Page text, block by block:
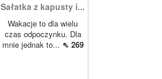
Sałatka z kapusty i...
Wakacje to dla wielu
czas odpoczynku. Dla
mnie jednak to... ⇖ 269